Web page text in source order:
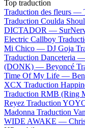
Top traduction
Traduction des fleurs —
Traduction Coulda
DICTADOR —
Electric Callboy
Mi Chico — DJ Goja
Traduction Danceteria —
(DONK) — Beyoncé
Time Of My Life —
XCX Traduction
Traduction RMB
Reyez Traduction
Madonna Traduction
WIDE AWAKE —